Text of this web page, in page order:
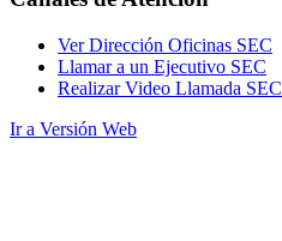
Ver Dirección Oficinas SEC
Llamar a un Ejecutivo SEC
Realizar Video Llamada SEC
Ir a Versión Web